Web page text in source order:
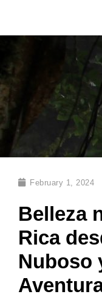
February 1, 2024
Belleza
Rica
Nuboso